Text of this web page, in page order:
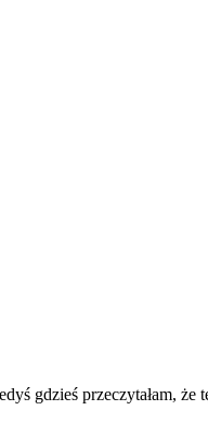
gdzieś przeczytałam, że